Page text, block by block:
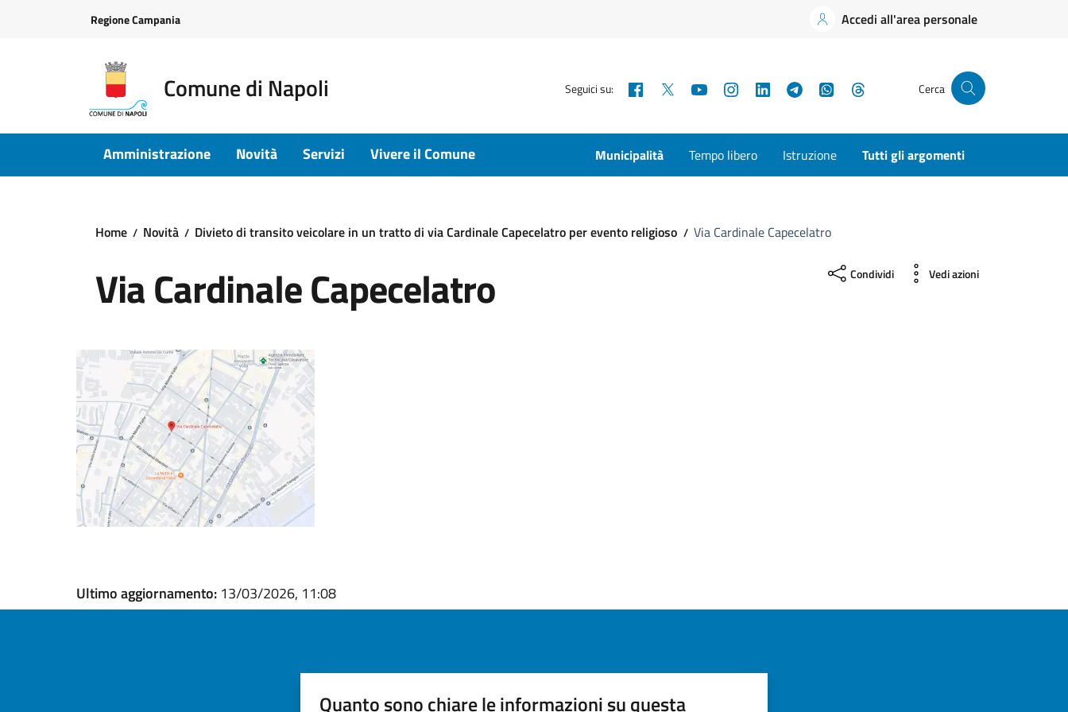
Regione Campania Accedi all'area personale
Comune di Napoli Seguici su: Facebook YouTubeInstagramLinkedInTelegramWhatsApp Cerca
Amministrazione Novità Servizi Vivere il Comune Municipalità Tempo libero Istruzione Tutti gli argomenti
Home Novità Divieto di transito veicolare in un tratto di via Cardinale Capecelatro per evento religioso Via Cardinale Capecelatro
Via Cardinale Capecelatro Condividi Vedi azioni
Ultimo aggiornamento: 13/03/2026, 11:08
Quanto sono chiare le informazioni su questa